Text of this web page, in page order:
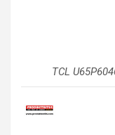
TCL